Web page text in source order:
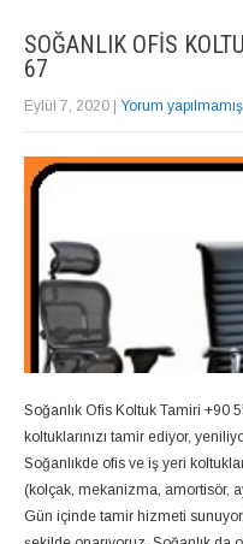
SOĞANLIK OFIS
67
Eylül 7, 2020 | Yorum yapılmamış
Soğanlık Ofis Koltuk Tamiri +90
koltuklarınızı tamir ediyor,
Soğanlıkde ofis ve iş yeri
(kolçak, mekanizma, amortisör,
Gün içinde tamir hizmeti